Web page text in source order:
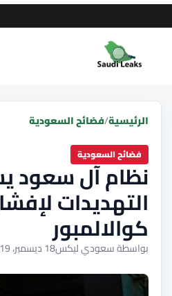
الرئيسية/فضائح السعودية
فضائح السعودية
نظام آل سعود
التهديدات
كوالالمبور
بواسطة سعودي ليكس18 ديسمبر، 2019